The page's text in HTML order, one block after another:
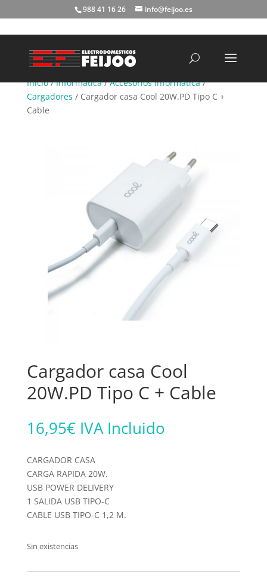
988 41 16 26 info@feijoo.es
Inicio/Informática/Accesorios Informática/
Cargadores / Cargador casa Cool 20W.PD Tipo C +
Cable
Cargador casa Cool
20W.PD Tipo C + Cable
16,95€ IVA Incluido
CARGADOR CASA
CARGA RAPIDA 20W.
USB POWER DELIVERY
1 SALIDA USB TIPO-C
CABLE USB TIPO-C 1,2 M.
Sin existencias